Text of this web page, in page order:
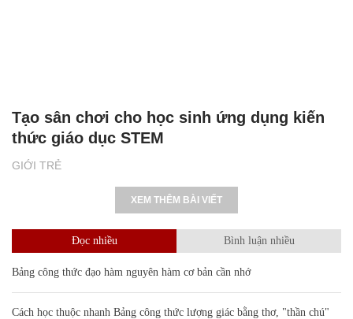
GIỚI TRẺ
Tạo sân chơi cho học sinh ứng dụng kiến
thức giáo dục STEM
XEM THÊM BÀI VIẾT
Đọc nhiều Bình luận nhiều
Bảng công thức đạo hàm nguyên hàm cơ bản cần nhớ
Cách học thuộc nhanh Bảng công thức lượng giác bằng thơ, "thần chú"